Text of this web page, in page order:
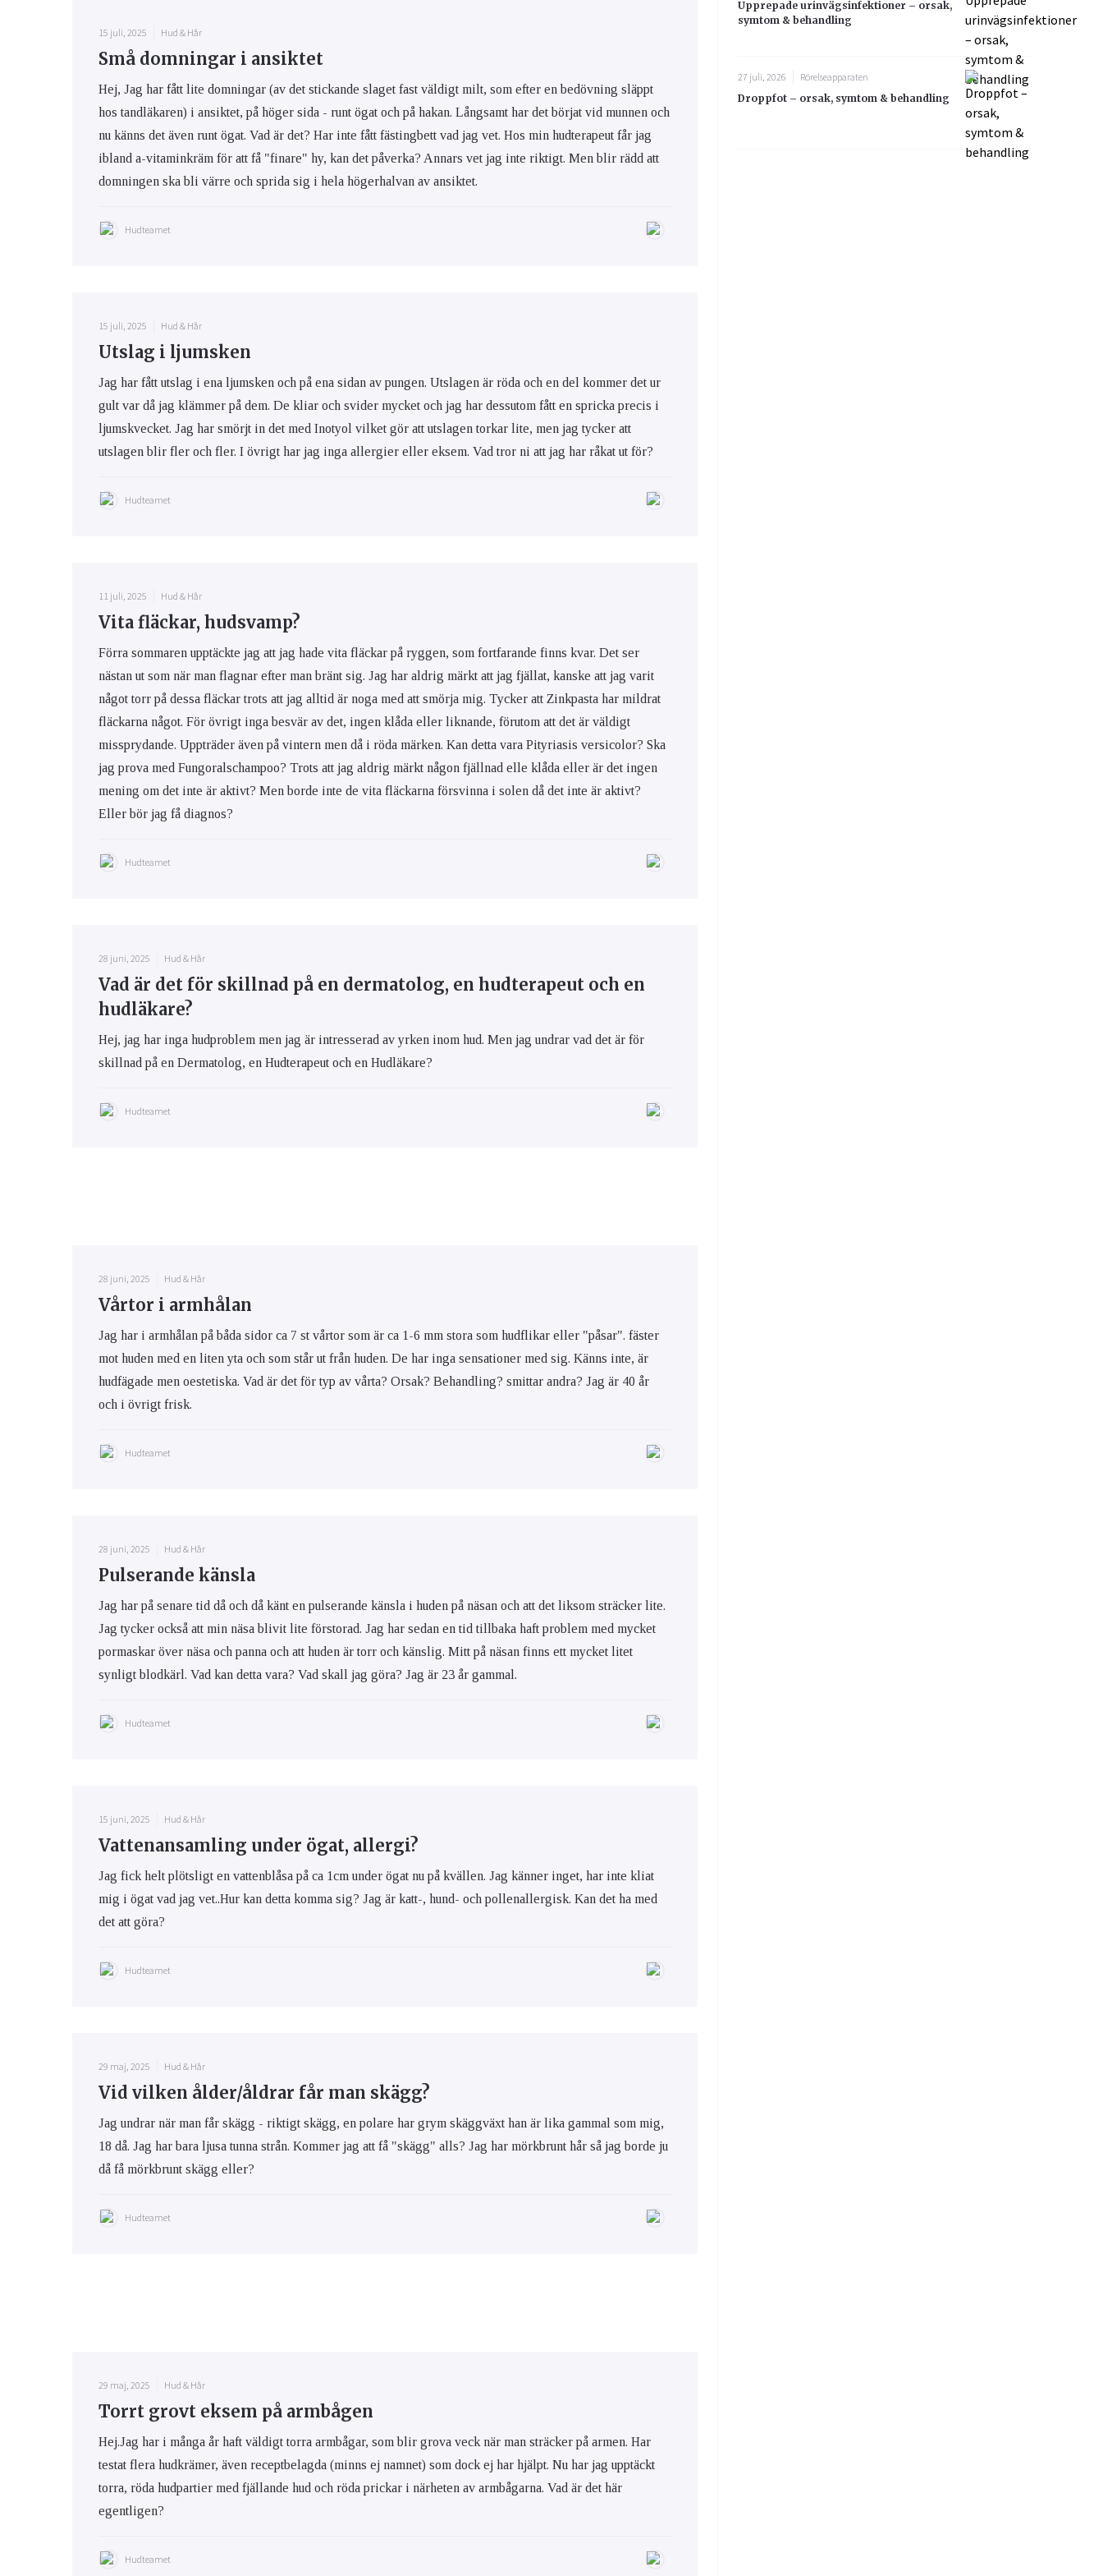
Ögon & Öron
15 juli, 2025 Hud & Hår
Små domningar i ansiktet
Hej, Jag har fått lite domningar (av det stickande slaget fast väldigt milt, som efter en bedövning släppt
hos tandläkaren) i ansiktet, på höger sida - runt ögat och på hakan. Långsamt har det börjat vid munnen och
nu känns det även runt ögat. Vad är det? Har inte fått fästingbett vad jag vet. Hos min hudterapeut får jag
ibland a-vitaminkräm för att få "finare" hy, kan det påverka? Annars vet jag inte riktigt. Men blir rädd att
domningen ska bli värre och sprida sig i hela högerhalvan av ansiktet.
Hudteamet
15 juli, 2025 Hud & Hår
Utslag i ljumsken
Jag har fått utslag i ena ljumsken och på ena sidan av pungen. Utslagen är röda och en del kommer det ur
gult var då jag klämmer på dem. De kliar och svider mycket och jag har dessutom fått en spricka precis i
ljumskvecket. Jag har smörjt in det med Inotyol vilket gör att utslagen torkar lite, men jag tycker att
utslagen blir fler och fler. I övrigt har jag inga allergier eller eksem. Vad tror ni att jag har råkat ut för?
Hudteamet
11 juli, 2025 Hud & Hår
Vita fläckar, hudsvamp?
Förra sommaren upptäckte jag att jag hade vita fläckar på ryggen, som fortfarande finns kvar. Det ser
nästan ut som när man flagnar efter man bränt sig. Jag har aldrig märkt att jag fjällat, kanske att jag varit
något torr på dessa fläckar trots att jag alltid är noga med att smörja mig. Tycker att Zinkpasta har mildrat
fläckarna något. För övrigt inga besvär av det, ingen klåda eller liknande, förutom att det är väldigt
missprydande. Uppträder även på vintern men då i röda märken. Kan detta vara Pityriasis versicolor? Ska
jag prova med Fungoralschampoo? Trots att jag aldrig märkt någon fjällnad elle klåda eller är det ingen
mening om det inte är aktivt? Men borde inte de vita fläckarna försvinna i solen då det inte är aktivt?
Eller bör jag få diagnos?
Hudteamet
28 juni, 2025 Hud & Hår
Vad är det för skillnad på en dermatolog, en hudterapeut och en
hudläkare?
Hej, jag har inga hudproblem men jag är intresserad av yrken inom hud. Men jag undrar vad det är för
skillnad på en Dermatolog, en Hudterapeut och en Hudläkare?
Hudteamet
28 juni, 2025 Hud & Hår
Vårtor i armhålan
Jag har i armhålan på båda sidor ca 7 st vårtor som är ca 1-6 mm stora som hudflikar eller "påsar". fäster
mot huden med en liten yta och som står ut från huden. De har inga sensationer med sig. Känns inte, är
hudfägade men oestetiska. Vad är det för typ av vårta? Orsak? Behandling? smittar andra? Jag är 40 år
och i övrigt frisk.
Hudteamet
28 juni, 2025 Hud & Hår
Pulserande känsla
Jag har på senare tid då och då känt en pulserande känsla i huden på näsan och att det liksom sträcker lite.
Jag tycker också att min näsa blivit lite förstorad. Jag har sedan en tid tillbaka haft problem med mycket
pormaskar över näsa och panna och att huden är torr och känslig. Mitt på näsan finns ett mycket litet
synligt blodkärl. Vad kan detta vara? Vad skall jag göra? Jag är 23 år gammal.
Hudteamet
15 juni, 2025 Hud & Hår
Vattenansamling under ögat, allergi?
Jag fick helt plötsligt en vattenblåsa på ca 1cm under ögat nu på kvällen. Jag känner inget, har inte kliat
mig i ögat vad jag vet..Hur kan detta komma sig? Jag är katt-, hund- och pollenallergisk. Kan det ha med
det att göra?
Hudteamet
29 maj, 2025 Hud & Hår
Vid vilken ålder/åldrar får man skägg?
Jag undrar när man får skägg - riktigt skägg, en polare har grym skäggväxt han är lika gammal som mig,
18 då. Jag har bara ljusa tunna strån. Kommer jag att få "skägg" alls? Jag har mörkbrunt hår så jag borde ju
då få mörkbrunt skägg eller?
Hudteamet
29 maj, 2025 Hud & Hår
Torrt grovt eksem på armbågen
Hej.Jag har i många år haft väldigt torra armbågar, som blir grova veck när man sträcker på armen. Har
testat flera hudkrämer, även receptbelagda (minns ej namnet) som dock ej har hjälpt. Nu har jag upptäckt
torra, röda hudpartier med fjällande hud och röda prickar i närheten av armbågarna. Vad är det här
egentligen?
Hudteamet
Upprepade urinvägsinfektioner – orsak,
symtom & behandling
27 juli, 2026
Rörelseapparaten
Droppfot – orsak, symtom & behandling